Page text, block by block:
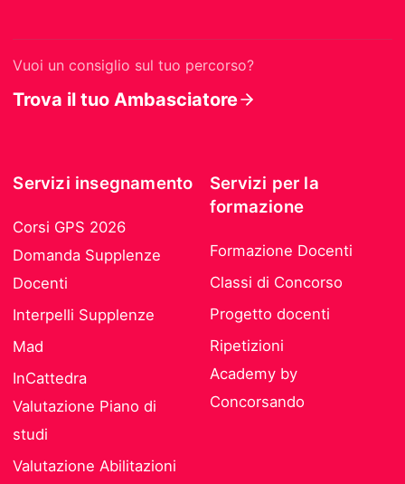
Vuoi un consiglio sul tuo percorso?
Trova il tuo Ambasciatore
Servizi insegnamento
Corsi GPS 2026
Domanda Supplenze
Docenti
Interpelli Supplenze
Mad
InCattedra
Valutazione Piano di
studi
Valutazione Abilitazioni
Servizi per la
formazione
Formazione Docenti
Classi di Concorso
Progetto docenti
Ripetizioni
Academy by
Concorsando